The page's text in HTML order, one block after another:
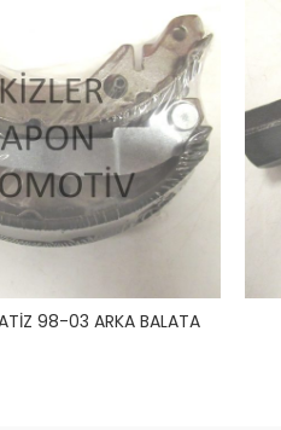
98-03 ARKA BALATA